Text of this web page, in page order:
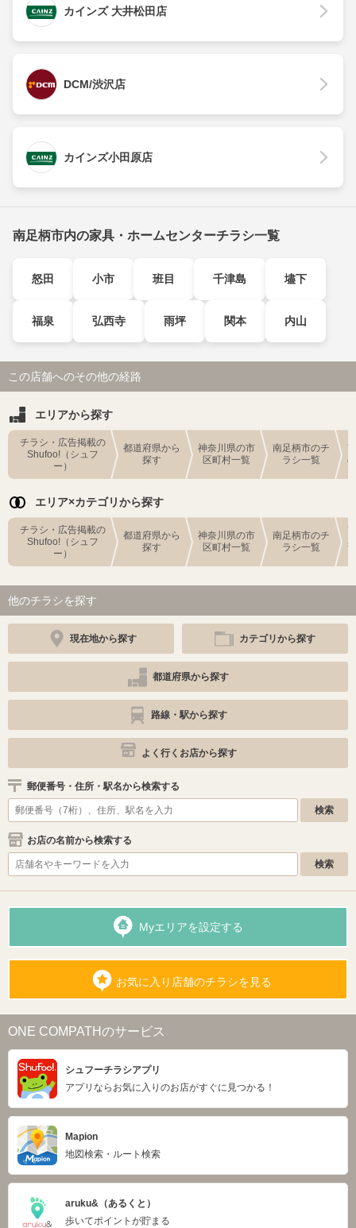
カインズ 大井松田店
DCM/渋沢店
カインズ小田原店
南足柄市内の家具・ホームセンターチラシ一覧
怒田 小市 班目 千津島 壗下
福泉 弘西寺 雨坪 関本 内山
この店舗へのその他の経路
エリアから探す
チラシ・広告掲載の
Shufoo!（シュフ
ー）
都道府県から
探す
神奈川県の市
区町村一覧
南足柄市のチ
ラシ一覧
エリア×カテゴリから探す
チラシ・広告掲載の
Shufoo!（シュフ
ー）
都道府県から
探す
神奈川県の市
区町村一覧
南足柄市のチ
ラシ一覧
他のチラシを探す
現在地から探す カテゴリから探す
都道府県から探す
路線・駅から探す
よく行くお店から探す
郵便番号・住所・駅名から検索する
お店の名前から検索する
Myエリアを設定する
お気に入り店舗のチラシを見る
ONE COMPATHのサービス
シュフーチラシアプリ
アプリならお気に入りのお店がすぐに見つかる！
Mapion
地図検索・ルート検索
aruku&（あるくと）
歩いてポイントが貯まる